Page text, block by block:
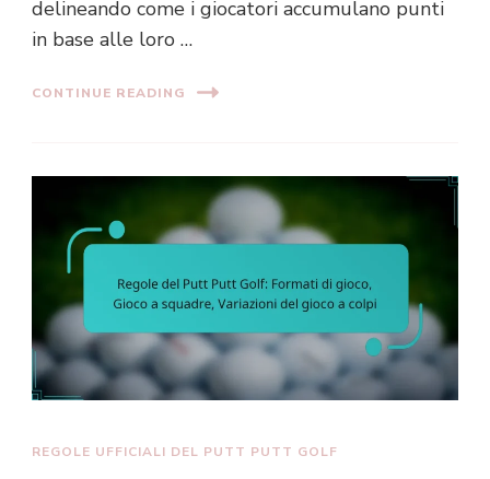
delineando come i giocatori accumulano punti
in base alle loro …
CONTINUE READING
REGOLE UFFICIALI DEL PUTT PUTT GOLF